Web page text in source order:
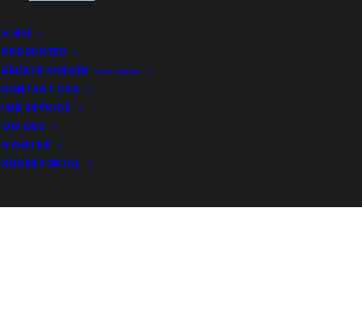
HJEM
PRODUKTER
BRUKTE KRANER
USED CRANES
KONTAKT OSS
IMB SERVICE
OM OSS
NYHETER
KUNDEPORTAL